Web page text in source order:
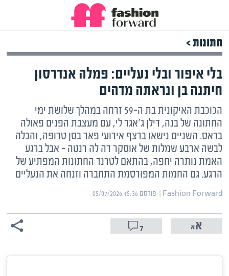
חתונות >
בלי איפור ובלי נעליים: פמלה אנדרסון
חיתנה בן ונראתה מדהים
הכוכבת האיקונית בת ה-59 זרחה במהלך שלושת ימי
החתונה של בנה, דילן ג'אגר לי, עם מעצבת הפנים פאולה
בראס. השניים נישאו ברצף אירועי פאר בסן טרופה, והכלה
לבשה ארבע שמלות של אוסקר דה לה רנטה – אבל ברגע
האמת נותרה יחפה, בהתאם לטרנד החתונות המפתיע של
הרגע. גם החמות המפורסמת התחברה וזנחה את הנעליים
Fashion Forward | ‏ פורסם ‎05/07/2026 15:36
7